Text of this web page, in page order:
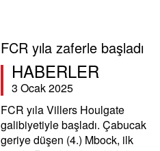
FCR yıla zaferle başladı
HABERLER
3 Ocak 2025
FCR yıla Villers Houlgate
galibiyetiyle başladı. Çabucak
geriye düşen (4.) Mbock, ilk